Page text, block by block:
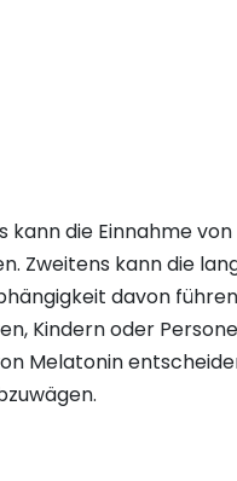
kann die Einnahme
Zweitens kann die
davon
Kindern oder
Melatonin